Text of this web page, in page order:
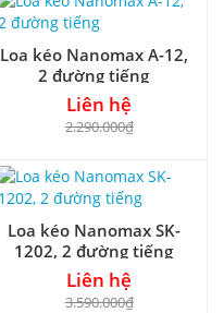
Loa kéo Nanomax A-12,
2 đường tiếng
Liên hệ
2.290.000₫
Loa kéo Nanomax SK-
1202, 2 đường tiếng
Liên hệ
3.590.000₫